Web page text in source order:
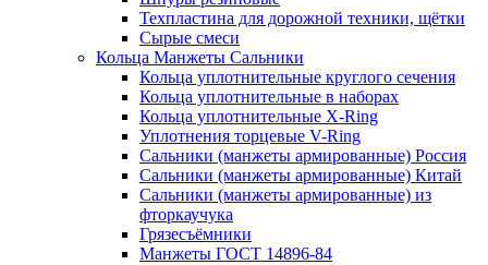
Техпластина для дорожной техники, щётки
Сырые смеси
Кольца Манжеты Сальники
Кольца уплотнительные круглого сечения
Кольца уплотнительные в наборах
Кольца уплотнительные Х-Ring
Уплотнения торцевые V-Ring
Сальники (манжеты армированные) Россия
Сальники (манжеты армированные) Китай
Сальники (манжеты армированные) из
фторкаучука
Грязесъёмники
Манжеты ГОСТ 14896-84